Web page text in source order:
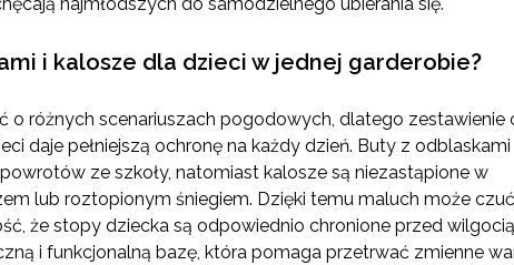
i kalosze dla dzieci w jednej garderobie?
różnych scenariuszach pogodowych, dlatego zestawienie
daje pełniejszą ochronę na każdy dzień. Buty z odblaskami
ze szkoły, natomiast kalosze są niezastąpione w
lub roztopionym śniegiem. Dzięki temu maluch może
że stopy dziecka są odpowiednio chronione przed
i funkcjonalną bazę, która pomaga przetrwać zmienne